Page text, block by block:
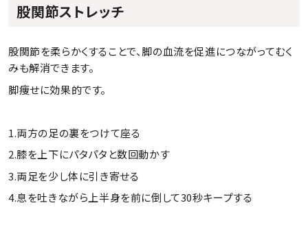
股関節ストレッチ
股関節を柔らかくすることで、脚の血流を促進につながってむく
みも解消できます。
脚痩せに効果的です。
1.両方の足の裏をつけて座る
2.膝を上下にパタパタと数回動かす
3.両足を少し体に引き寄せる
4.息を吐きながら上半身を前に倒して30秒キープする